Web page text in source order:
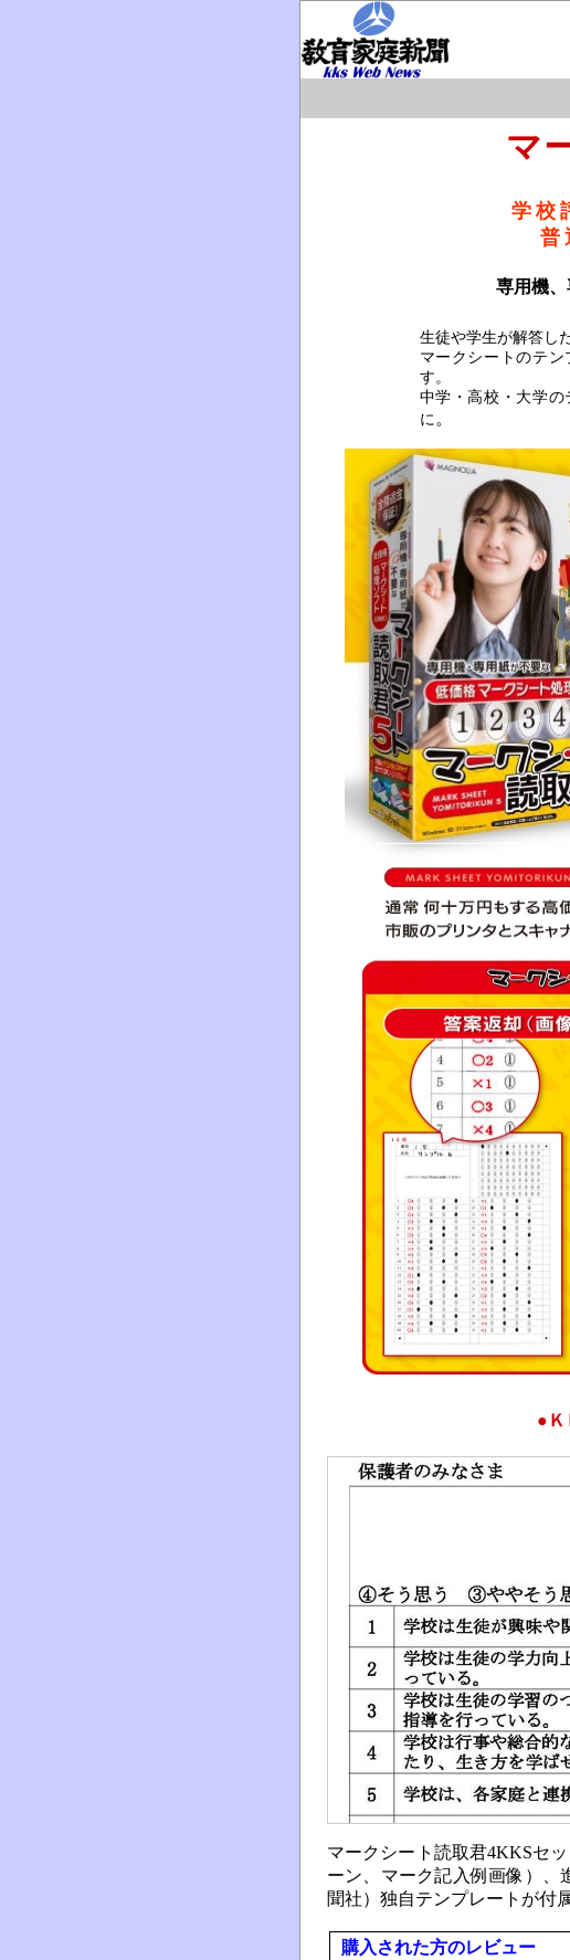
マ
学校
普
専用機
生徒や学生が解答し
マークシートのテ
す。
中学・高校・大学
に 。
●Ｋ
マークシート読取君4KKSセ
ーン、マーク記入例画像）、
聞社）独自テンプレートが付
購入された方のレビュー